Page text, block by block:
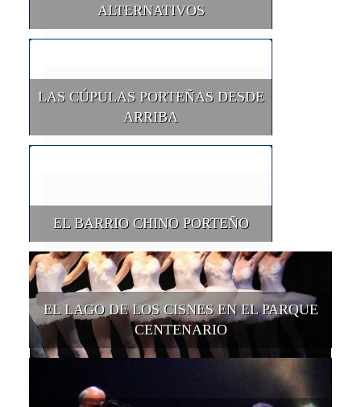
ALTERNATIVOS
LAS CÚPULAS PORTEÑAS DESDE
ARRIBA
EL BARRIO CHINO PORTEÑO
EL LAGO DE LOS CISNES EN EL PARQUE
CENTENARIO